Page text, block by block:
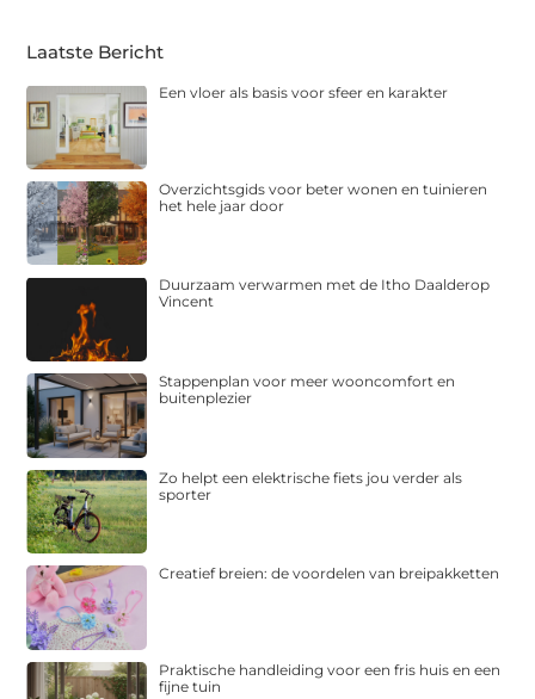
Laatste Bericht
Een vloer als basis voor sfeer en karakter
Overzichtsgids voor beter wonen en tuinieren
het hele jaar door
Duurzaam verwarmen met de Itho Daalderop
Vincent
Stappenplan voor meer wooncomfort en
buitenplezier
Zo helpt een elektrische fiets jou verder als
sporter
Creatief breien: de voordelen van breipakketten
Praktische handleiding voor een fris huis en een
fijne tuin